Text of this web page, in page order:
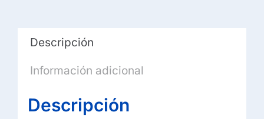
Win11
cantidad
Descripción
Información adicional
Descripción